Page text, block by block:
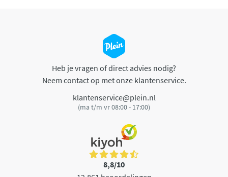
Heb je vragen of direct advies nodig?
Neem contact op met onze klantenservice.
klantenservice@plein.nl
(ma t/m vr 08:00 - 17:00)
8,8/10